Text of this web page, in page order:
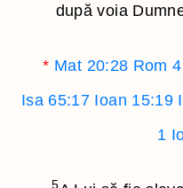
după voia
* Mat 20:28 Rom
Isa 65:17 Ioan 15:19
1
5